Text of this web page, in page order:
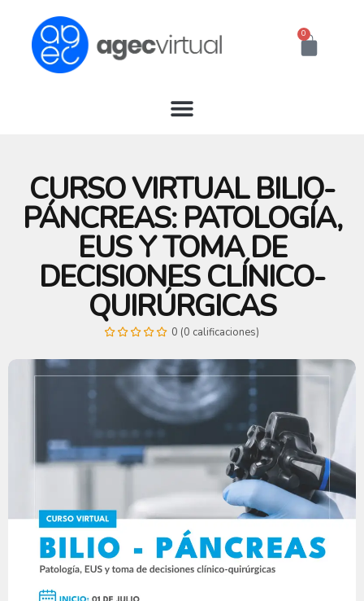
contenido
0
Cart
CURSO VIRTUAL BILIO-
PÁNCREAS: PATOLOGÍA,
EUS Y TOMA DE
DECISIONES CLÍNICO-
QUIRÚRGICAS
0 (0 calificaciones)